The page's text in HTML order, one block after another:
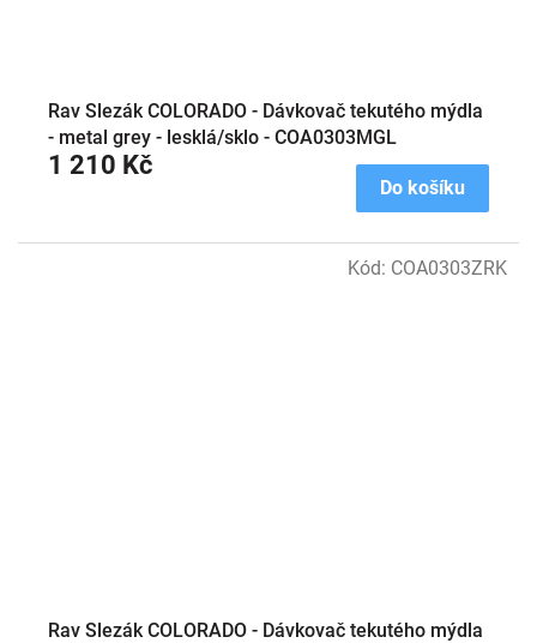
Rav Slezák COLORADO - Dávkovač tekutého mýdla
- metal grey - lesklá/sklo - COA0303MGL
1 210 Kč
Do košíku
Rav Slezák COLORADO - Dávkovač tekutého mýdla
Kód: COA0303ZRK